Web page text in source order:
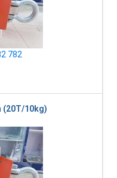
782
(20T/10kg)